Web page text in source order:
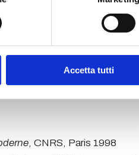
Accetta tutti
e all’uso
, Titivillus, Corazzano
, CNRS, Paris 1998